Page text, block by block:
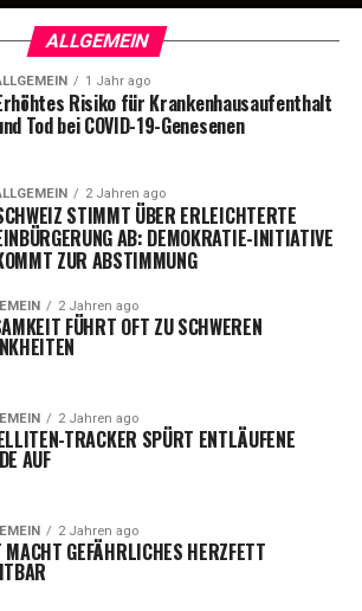
ALLGEMEIN
1 Jahr ago
Risiko für Krankenhausaufenthalt
Tod bei COVID-19-Genesenen
2 Jahren ago
STIMMT ÜBER ERLEICHTERTE
AB: DEMOKRATIE-INITIATIVE
ZUR ABSTIMMUNG
2 Jahren ago
FÜHRT OFT ZU SCHWEREN
2 Jahren ago
TRACKER SPÜRT ENTLÄUFENE
AUF
2 Jahren ago
GEFÄHRLICHES HERZFETT